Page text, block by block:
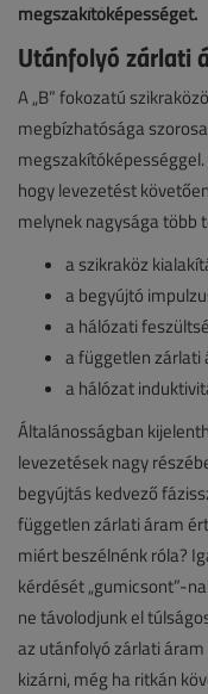
megszakítóképességet.
Utánfolyó zárlati
A „B” fokozatú
megbízhatósága
hogy levezetést
melynek nagysága több
a szikraköz
a begyújtó
a hálózati
a független zárlati
a hálózat
Általánosságban
levezetések nagy
begyújtás kedvező
független zárlati áram
miért beszélnénk róla?
kérdését „gumicsont”-
ne távolodjunk el
az utánfolyó zárlati
kizárni, még ha ritkán